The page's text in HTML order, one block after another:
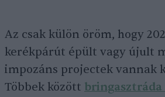
Az csak külön öröm, hogy
kerékpárút épült vagy újult
impozáns projectek vannak
Többek között bringasztráda